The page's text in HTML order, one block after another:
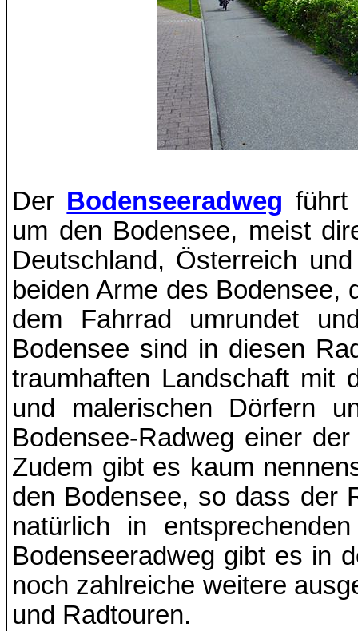
Der Bodenseeradweg führt
um den Bodensee, meist
Deutschland, Österreich
beiden Arme des Bodensee,
dem Fahrrad umrundet
Bodensee sind in diesen
traumhaften Landschaft mit
und malerischen Dörfern
Bodensee-Radweg einer
Zudem gibt es kaum
den Bodensee, so dass der
natürlich in
Bodenseeradweg gibt es in
noch zahlreiche weitere
und Radtouren.